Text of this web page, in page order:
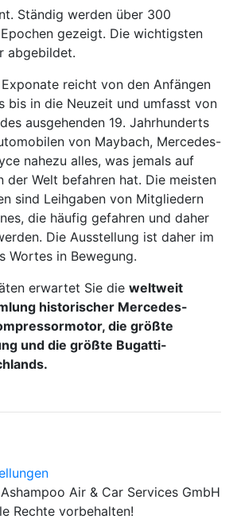
Ständig werden über 300
gezeigt. Die wichtigsten
abgebildet.
reicht von den Anfängen
bis in die Neuzeit und umfasst von
ausgehenden 19. Jahrhunderts
von Maybach, Mercedes-
nahezu alles, was jemals auf
der Welt befahren hat. Die meisten
sind Leihgaben von Mitgliedern
die häufig gefahren und daher
Die Ausstellung ist daher im
Wortes in Bewegung.
erwartet Sie die weltweit
historischer Mercedes-
die größte
und die größte Bugatti-
Air & Car Services GmbH
Rechte vorbehalten!